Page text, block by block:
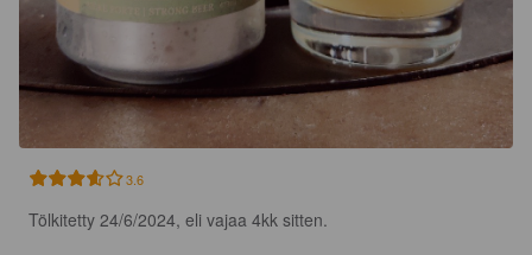
3.6
Tölkitetty 24/6/2024, eli vajaa 4kk sitten.